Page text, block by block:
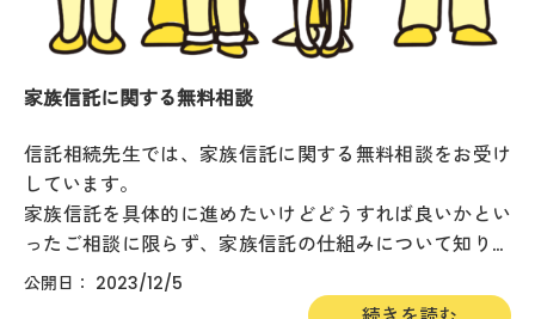
家族信託に関する無料相談
2023/12/5
信託相続先生では、家族信託に関する無料相談をお受け
しています。
家族信託を具体的に進めたいけどどうすれば良いかとい
ったご相談に限らず、家族信託の仕組みについて知りた
い、自分は家族信託をしておいた方が良いのかなど、内
容に関わらず、お気軽にご相談下さい。信託相続先生の